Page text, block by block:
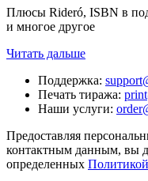
Плюсы Rideró, ISBN в
и многое другое
Читать дальше
Поддержка:
Печать тиража:
Наши услуги:
Предоставляя
контактным данным, вы
определенных